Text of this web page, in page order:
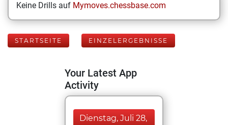
Keine Drills auf Mymoves.chessbase.com
STARTSEITE EINZELERGEBNISSE
Your Latest App
Activity
Dienstag, Juli 28,